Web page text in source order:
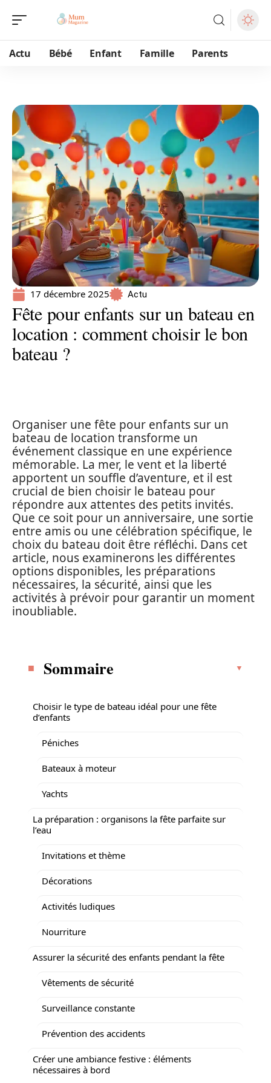
Actu Bébé Enfant Famille Parents
17 décembre 2025 Actu
Fête pour enfants sur un bateau en
location : comment choisir le bon
bateau ?
Organiser une fête pour enfants sur un
bateau de location transforme un
événement classique en une expérience
mémorable. La mer, le vent et la liberté
apportent un souffle d’aventure, et il est
crucial de bien choisir le bateau pour
répondre aux attentes des petits invités.
Que ce soit pour un anniversaire, une sortie
entre amis ou une célébration spécifique, le
choix du bateau doit être réfléchi. Dans cet
article, nous examinerons les différentes
options disponibles, les préparations
nécessaires, la sécurité, ainsi que les
activités à prévoir pour garantir un moment
inoubliable.
Sommaire
Choisir le type de bateau idéal pour une fête
d’enfants
Péniches
Bateaux à moteur
Yachts
La préparation : organisons la fête parfaite sur
l’eau
Invitations et thème
Décorations
Activités ludiques
Nourriture
Assurer la sécurité des enfants pendant la fête
Vêtements de sécurité
Surveillance constante
Prévention des accidents
Créer une ambiance festive : éléments
nécessaires à bord